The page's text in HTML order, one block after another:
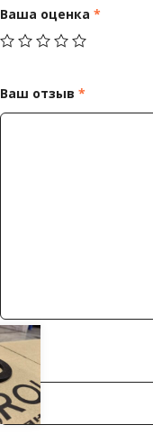
Ваша оценка *
Ваш отзыв *
Имя*